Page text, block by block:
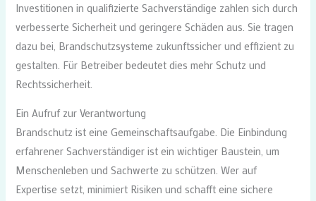
Investitionen in qualifizierte Sachverständige zahlen sich durch
verbesserte Sicherheit und geringere Schäden aus. Sie tragen
dazu bei, Brandschutzsysteme zukunftssicher und effizient zu
gestalten. Für Betreiber bedeutet dies mehr Schutz und
Rechtssicherheit.
Ein Aufruf zur Verantwortung
Brandschutz ist eine Gemeinschaftsaufgabe. Die Einbindung
erfahrener Sachverständiger ist ein wichtiger Baustein, um
Menschenleben und Sachwerte zu schützen. Wer auf
Expertise setzt, minimiert Risiken und schafft eine sichere